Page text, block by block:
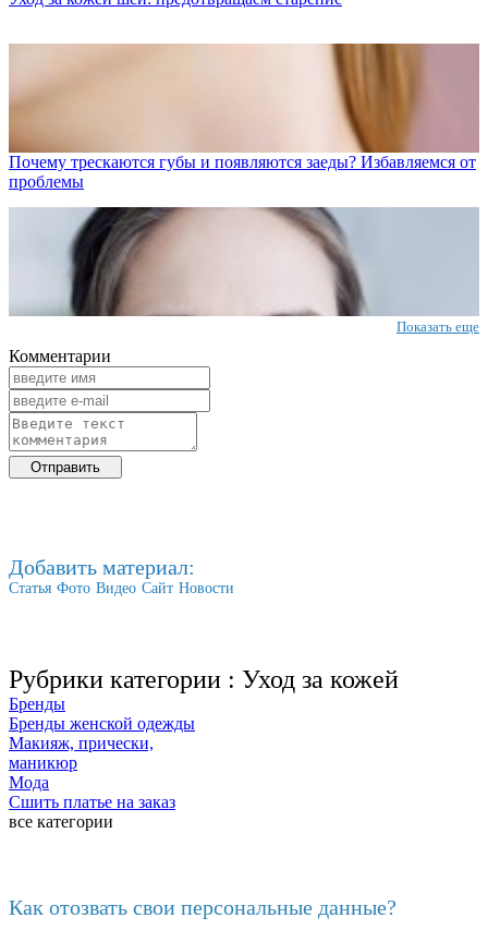
Почему трескаются губы и появляются заеды? Избавляемся от
проблемы
Показать еще
Комментарии
Добавить материал:
Статья Фото Видео Сайт Новости
Рубрики категории : Уход за кожей
Бренды
Бренды женской одежды
Макияж, прически,
маникюр
Мода
Сшить платье на заказ
все категории
Как отозвать свои персональные данные?